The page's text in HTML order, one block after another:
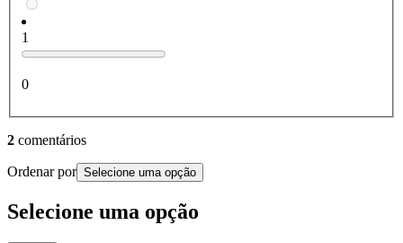
1
0
2 comentários
Ordenar por Selecione uma opção
Selecione uma opção